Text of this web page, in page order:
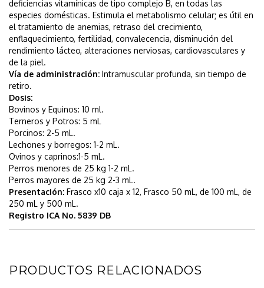
deficiencias vitamínicas de tipo complejo B, en todas las
especies domésticas. Estimula el metabolismo celular; es útil en
el tratamiento de anemias, retraso del crecimiento,
enflaquecimiento, fertilidad, convalecencia, disminución del
rendimiento lácteo, alteraciones nerviosas, cardiovasculares y
de la piel.
Vía de administración: Intramuscular profunda, sin tiempo de
retiro.
Dosis:
Bovinos y Equinos: 10 ml.
Terneros y Potros: 5 mL
Porcinos: 2-5 mL.
Lechones y borregos: 1-2 mL.
Ovinos y caprinos:1-5 mL.
Perros menores de 25 kg 1-2 mL.
Perros mayores de 25 kg 2-3 mL.
Presentación: Frasco x10 caja x 12, Frasco 50 mL, de 100 mL, de
250 mL y 500 mL.
Registro ICA No. 5839 DB
PRODUCTOS RELACIONADOS